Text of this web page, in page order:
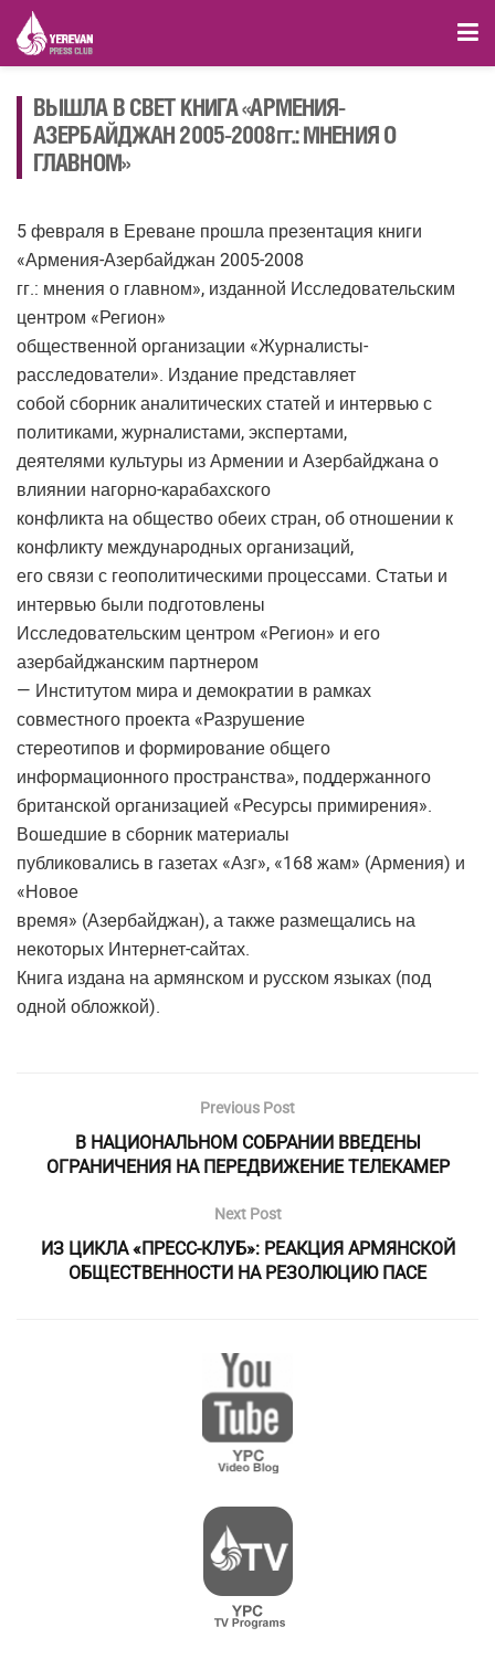
ВЫШЛА В СВЕТ КНИГА «АРМЕНИЯ-
АЗЕРБАЙДЖАН 2005-2008гг.: МНЕНИЯ О
ГЛАВНОМ»
5 февраля в Ереване прошла презентация книги
«Армения-Азербайджан 2005-2008
гг.: мнения о главном», изданной Исследовательским
центром «Регион»
общественной организации «Журналисты-
расследователи». Издание представляет
собой сборник аналитических статей и интервью с
политиками, журналистами, экспертами,
деятелями культуры из Армении и Азербайджана о
влиянии нагорно-карабахского
конфликта на общество обеих стран, об отношении к
конфликту международных организаций,
его связи с геополитическими процессами. Статьи и
интервью были подготовлены
Исследовательским центром «Регион» и его
азербайджанским партнером
— Институтом мира и демократии в рамках
совместного проекта «Разрушение
стереотипов и формирование общего
информационного пространства», поддержанного
британской организацией «Ресурсы примирения».
Вошедшие в сборник материалы
публиковались в газетах «Азг», «168 жам» (Армения) и
«Новое
время» (Азербайджан), а также размещались на
некоторых Интернет-сайтах.
Книга издана на армянском и русском языках (под
одной обложкой).
Previous Post
В НАЦИОНАЛЬНОМ СОБРАНИИ ВВЕДЕНЫ
ОГРАНИЧЕНИЯ НА ПЕРЕДВИЖЕНИЕ ТЕЛЕКАМЕР
Next Post
ИЗ ЦИКЛА «ПРЕСС-КЛУБ»: РЕАКЦИЯ АРМЯНСКОЙ
ОБЩЕСТВЕННОСТИ НА РЕЗОЛЮЦИЮ ПАСЕ